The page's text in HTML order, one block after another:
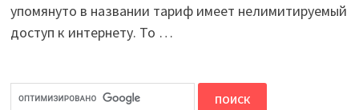
упомянуто в названии тариф имеет нелимитируемый
доступ к интернету. То …